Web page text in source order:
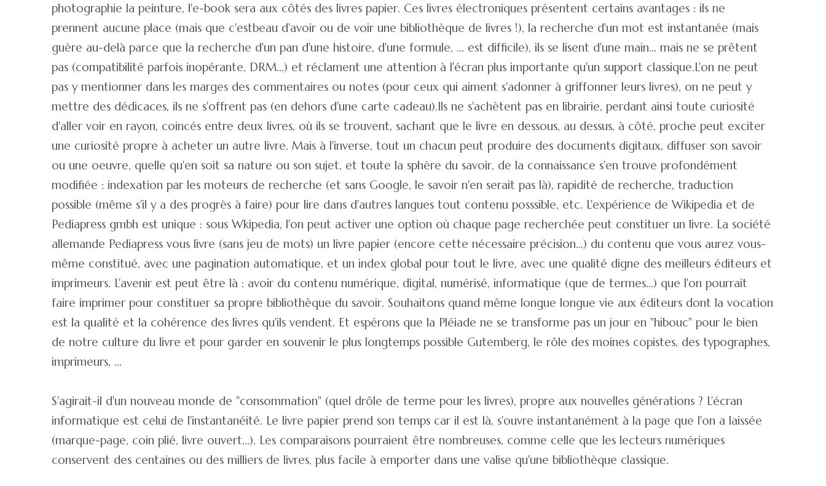
photographie la peinture, l'e-book sera aux côtés des livres papier. Ces livres électroniques présentent certains avantages : ils ne
prennent aucune place (mais que c'estbeau d'avoir ou de voir une bibliothèque de livres !), la recherche d'un mot est instantanée (mais
guère au-delà parce que la recherche d'un pan d'une histoire, d'une formule, ... est difficile), ils se lisent d'une main... mais ne se prêtent
pas (compatibilité parfois inopérante, DRM...) et réclament une attention à l'écran plus importante qu'un support classique.L'on ne peut
pas y mentionner dans les marges des commentaires ou notes (pour ceux qui aiment s'adonner à griffonner leurs livres), on ne peut y
mettre des dédicaces, ils ne s'offrent pas (en dehors d'une carte cadeau).Ils ne s'achètent pas en librairie, perdant ainsi toute curiosité
d'aller voir en rayon, coincés entre deux livres, où ils se trouvent, sachant que le livre en dessous, au dessus, à côté, proche peut exciter
une curiosité propre à acheter un autre livre. Mais à l'inverse, tout un chacun peut produire des documents digitaux, diffuser son savoir
ou une oeuvre, quelle qu'en soit sa nature ou son sujet, et toute la sphère du savoir, de la connaissance s'en trouve profondément
modifiée : indexation par les moteurs de recherche (et sans Google, le savoir n'en serait pas là), rapidité de recherche, traduction
possible (même s'il y a des progrès à faire) pour lire dans d'autres langues tout contenu posssible, etc. L'expérience de Wikipedia et de
Pediapress gmbh est unique : sous Wkipedia, l'on peut activer une option où chaque page recherchée peut constituer un livre. La société
allemande Pediapress vous livre (sans jeu de mots) un livre papier (encore cette nécessaire précision...) du contenu que vous aurez vous-
même constitué, avec une pagination automatique, et un index global pour tout le livre, avec une qualité digne des meilleurs éditeurs et
imprimeurs. L'avenir est peut être là : avoir du contenu numérique, digital, numérisé, informatique (que de termes...) que l'on pourrait
faire imprimer pour constituer sa propre bibliothèque du savoir. Souhaitons quand même longue longue vie aux éditeurs dont la vocation
est la qualité et la cohérence des livres qu'ils vendent. Et espérons que la Pléiade ne se transforme pas un jour en "hibouc" pour le bien
de notre culture du livre et pour garder en souvenir le plus longtemps possible Gutemberg, le rôle des moines copistes, des typographes,
imprimeurs, ...
S'agirait-il d'un nouveau monde de "consommation" (quel drôle de terme pour les livres), propre aux nouvelles générations ? L'écran
informatique est celui de l'instantanéité. Le livre papier prend son temps car il est là, s'ouvre instantanément à la page que l'on a laissée
(marque-page, coin plié, livre ouvert...). Les comparaisons pourraient être nombreuses, comme celle que les lecteurs numériques
conservent des centaines ou des milliers de livres, plus facile à emporter dans une valise qu'une bibliothèque classique.